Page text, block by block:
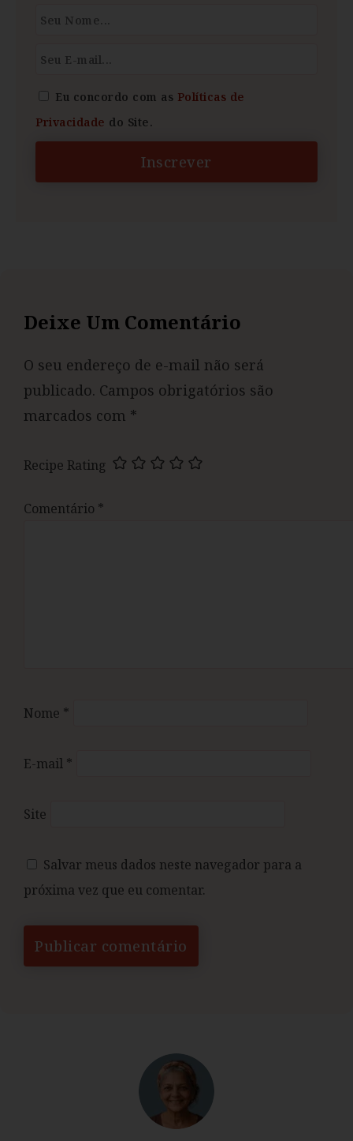
Eu concordo com as Políticas de
Privacidade do Site.
Inscrever
Deixe Um Comentário
O seu endereço de e-mail não será
publicado. Campos obrigatórios são
marcados com *
Recipe Rating
Comentário *
Nome *
E-mail *
Site
Salvar meus dados neste navegador para a
próxima vez que eu comentar.